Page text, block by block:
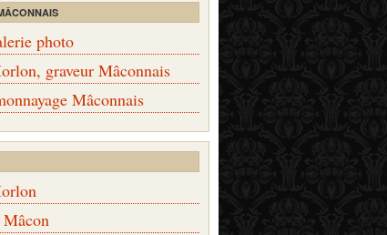
photo
graveur Mâconnais
Mâconnais